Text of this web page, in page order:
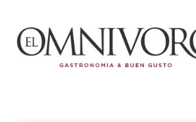
contenido